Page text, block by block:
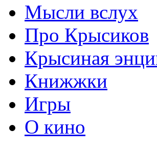
Мысли вслух
Про Крысиков
Крысиная
Книжжки
Игры
О кино